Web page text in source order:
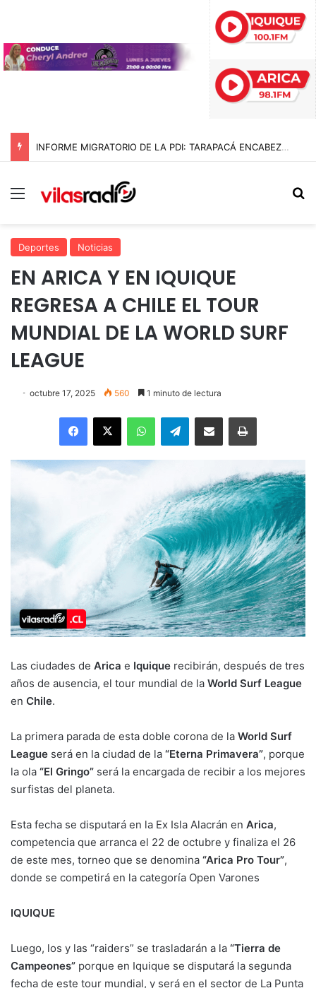
INFORME MIGRATORIO DE LA PDI: TARAPACÁ ENCABEZA LA MAYOR REDUCCIÓN DE INGRESOS IRREGULARES EN CHILE CON UNA BAJA DEL 89% EN 2026
Menú
Deportes Noticias
EN ARICA Y EN IQUIQUE
REGRESA A CHILE EL TOUR
MUNDIAL DE LA WORLD SURF
LEAGUE
octubre 17, 2025 560 1 minuto de lectura
Facebook
X WhatsAppTelegramEnviar vía email Imprimir
Las ciudades de Arica e Iquique recibirán, después de tres
años de ausencia, el tour mundial de la World Surf League
en Chile.
La primera parada de esta doble corona de la World Surf
League será en la ciudad de la “Eterna Primavera”, porque
la ola “El Gringo” será la encargada de recibir a los mejores
surfistas del planeta.
Esta fecha se disputará en la Ex Isla Alacrán en Arica,
competencia que arranca el 22 de octubre y finaliza el 26
de este mes, torneo que se denomina “Arica Pro Tour”,
donde se competirá en la categoría Open Varones
IQUIQUE
Luego, los y las “raiders” se trasladarán a la “Tierra de
Campeones” porque en Iquique se disputará la segunda
fecha de este tour mundial, y será en el sector de La Punta